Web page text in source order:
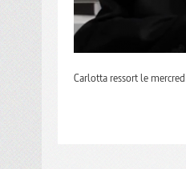
Carlotta ressort le